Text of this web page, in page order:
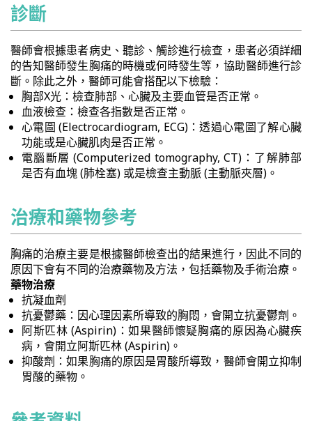
診斷
醫師會根據患者病史、聽診、觸診進行檢查，患者必須詳細
的告知醫師發生胸痛的時機或何時發生等，協助醫師進行診
斷。除此之外，醫師可能會搭配以下檢驗：
胸部X光：檢查肺部、心臟及主要血管是否正常。
血液檢查：檢查各指數是否正常。
心電圖 (Electrocardiogram, ECG)：透過心電圖了解心臟
功能或是心臟肌肉是否正常。
電腦斷層 (Computerized tomography, CT)：了解肺部
是否有血塊 (肺栓塞) 或是檢查主動脈 (主動脈夾層)。
治療和藥物參考
胸痛的治療主要是根據醫師檢查出的結果進行，因此不同的
原因下會有不同的治療藥物及方法，包括藥物及手術治療。
藥物治療
抗凝血劑
抗憂鬱藥：因心理因素所導致的胸悶，會開立抗憂鬱劑。
阿斯匹林 (Aspirin)：如果醫師懷疑胸痛的原因為心臟疾
病，會開立阿斯匹林 (Aspirin)。
抑酸劑：如果胸痛的原因是胃酸所導致，醫師會開立抑制
胃酸的藥物。